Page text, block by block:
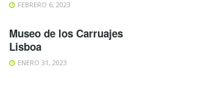
FEBRERO 6, 2023
Museo de los Carruajes
Lisboa
ENERO 31, 2023